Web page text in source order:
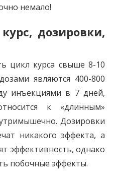
немало!
дозировки,
цикл курса свыше 8-10
являются 400-800
инъекциями в 7 дней,
к «длинным»
Дозировки
никакого эффекта, а
эффективность, однако
побочные эффекты.